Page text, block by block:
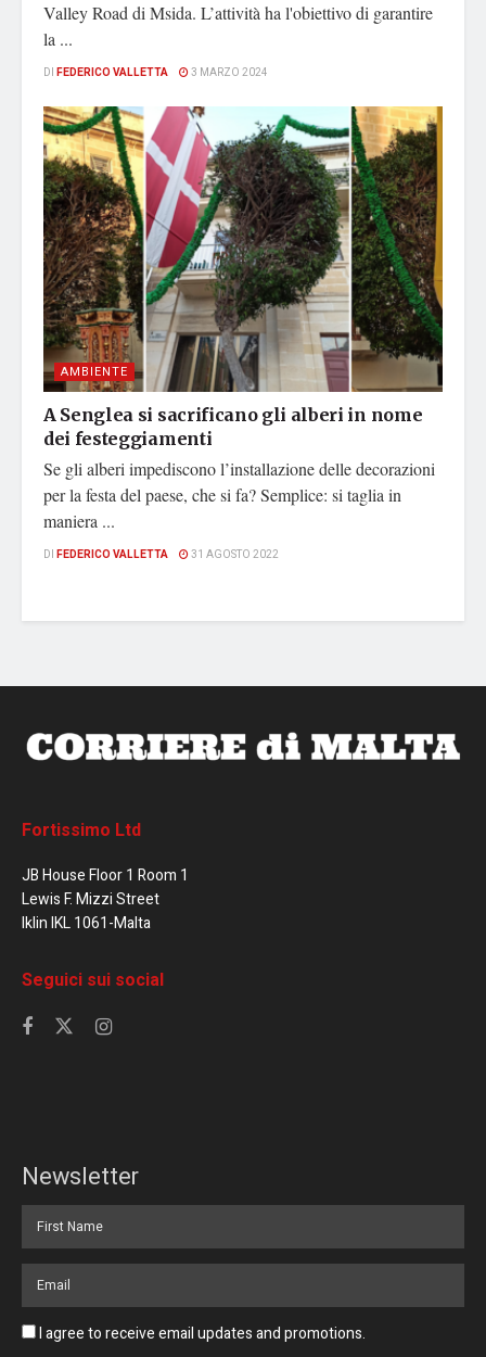
Valley Road di Msida. L’attività ha l'obiettivo di garantire
la ...
DI FEDERICO VALLETTA 3 MARZO 2024
AMBIENTE
A Senglea si sacrificano gli alberi in nome
dei festeggiamenti
Se gli alberi impediscono l’installazione delle decorazioni
per la festa del paese, che si fa? Semplice: si taglia in
maniera ...
DI FEDERICO VALLETTA 31 AGOSTO 2022
Fortissimo Ltd
JB House Floor 1 Room 1
Lewis F. Mizzi Street
Iklin IKL 1061-Malta
Seguici sui social
Newsletter
I agree to receive email updates and promotions.